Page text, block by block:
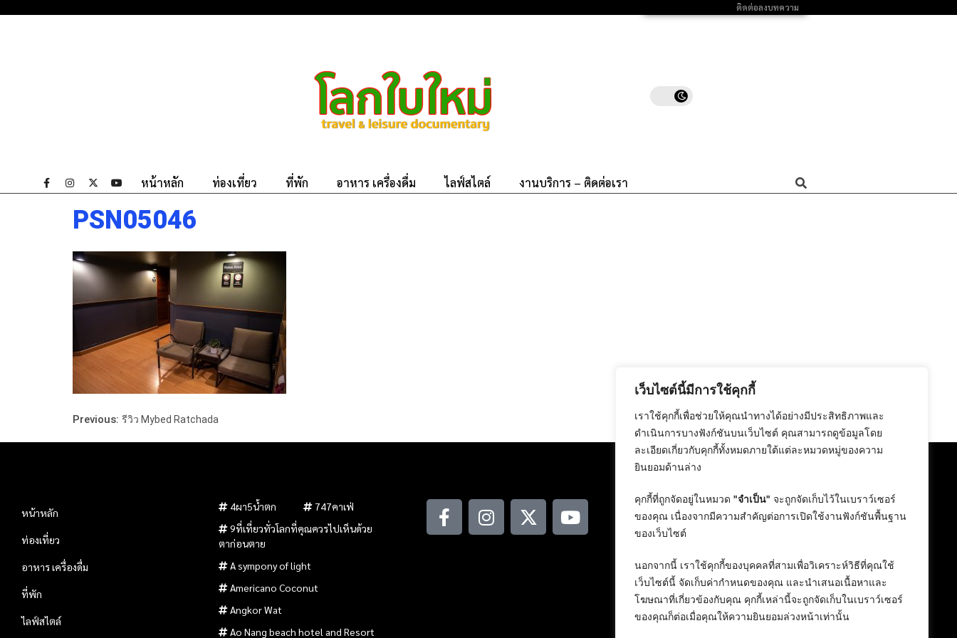
เว็บไซต์นี้มีการใช้คุกกี้
เราใช้คุกกี้เพื่อช่วยให้คุณนำทางได้อย่างมีประสิทธิภาพและ
ดำเนินการบางฟังก์ชันบนเว็บไซต์ คุณสามารถดูข้อมูลโดย
ละเอียดเกี่ยวกับคุกกี้ทั้งหมดภายใต้แต่ละหมวดหมู่ของความ
ยินยอมด้านล่าง
คุกกี้ที่ถูกจัดอยู่ในหมวด "จำเป็น" จะถูกจัดเก็บไว้ในเบราว์เซอร์
ของคุณ เนื่องจากมีความสำคัญต่อการเปิดใช้งานฟังก์ชันพื้นฐาน
ของเว็บไซต์
นอกจากนี้ เราใช้คุกกี้ของบุคคลที่สามเพื่อวิเคราะห์วิธีที่คุณใช้
เว็บไซต์นี้ จัดเก็บค่ากำหนดของคุณ และนำเสนอเนื้อหาและ
โฆษณาที่เกี่ยวข้องกับคุณ คุกกี้เหล่านี้จะถูกจัดเก็บในเบราว์เซอร์
ของคุณก็ต่อเมื่อคุณให้ความยินยอมล่วงหน้าเท่านั้น
ติดต่อลงบทความ
หน้าหลัก ท่องเที่ยว ที่พัก อาหาร เครื่องดื่ม ไลฟ์สไตล์ งานบริการ – ติดต่อเรา
PSN05046
Previous: รีวิว Mybed Ratchada
หน้าหลัก
ท่องเที่ยว
อาหาร เครื่องดื่ม
ที่พัก
ไลฟ์สไตล์
4ผา5น้ำตก
747คาเฟ่
9ที่เที่ยวทั่วโลกที่คุณควรไปเห็นด้วย
ตาก่อนตาย
A sympony of light
Americano Coconut
Angkor Wat
Ao Nang beach hotel and Resort